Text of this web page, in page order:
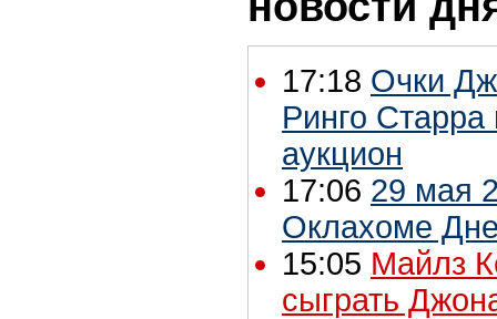
17:18 Очки
Ринго
аукцион
17:06 29 мая
Оклахоме
15:05 Майлз
сыграть